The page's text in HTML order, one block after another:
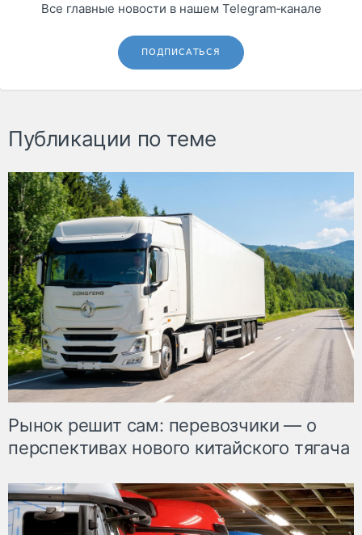
Все главные новости в нашем Telegram‑канале
ПОДПИСАТЬСЯ
Публикации по теме
Рынок решит сам: перевозчики — о
перспективах нового китайского тягача